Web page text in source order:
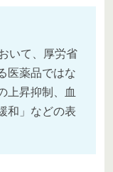
いて、厚労省
医薬品ではな
上昇抑制、血
和」などの表